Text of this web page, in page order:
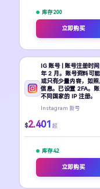
库存 200
立即购买
IG 账号 | 账号注册时
年 2 月。账号资料可能
或只有少量内容，如
信息。已设置 2FA。
不同国家的 IP 注册。
Instagram 新号
$2.401 起
库存 42
立即购买